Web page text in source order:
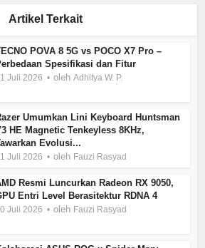
Artikel Terkait
POVA 8 5G vs POCO X7 Pro –
Spesifikasi dan Fitur
Juli 2026 olehAdhitya W. P.
Umumkan Lini Keyboard Huntsman
HE Magnetic Tenkeyless 8KHz,
Evolusi...
Juli 2026 oleh Fauzi Rasyad
Resmi Luncurkan Radeon RX 9050,
Entri Level Berasitektur RDNA 4
Juli 2026 oleh Fauzi Rasyad